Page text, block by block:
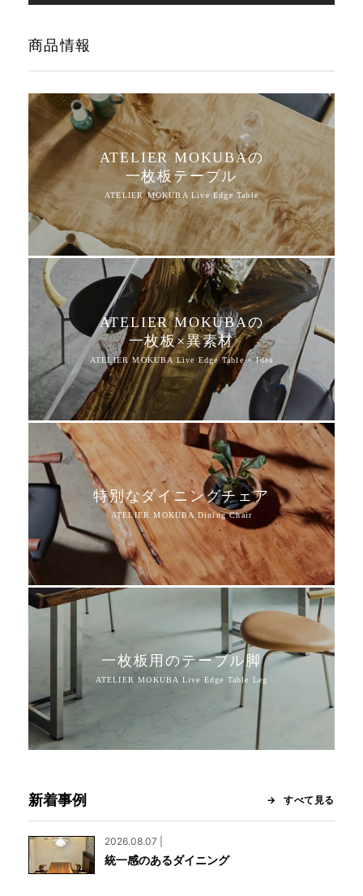
商品情報
ATELIER MOKUBAの
一枚板テーブル
ATELIER MOKUBAの
一枚板×異素材
特別なダイニングチェア
一枚板用のテーブル脚
新着事例 すべて見る
2026.08.07 |
統一感のあるダイニング